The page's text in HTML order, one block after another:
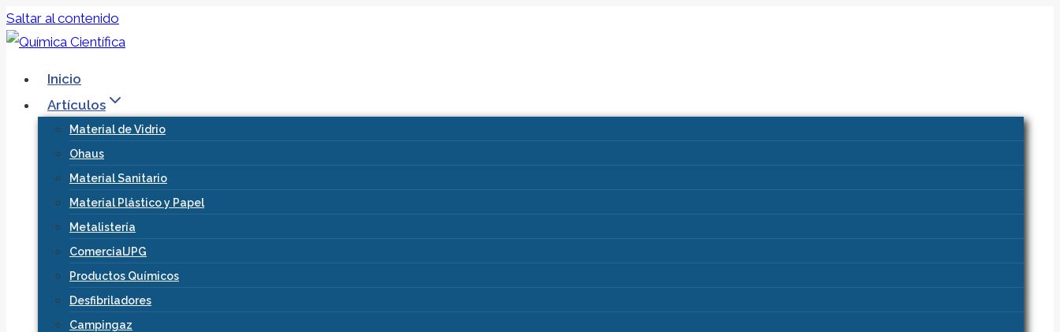
Saltar al contenido
Inicio
Artículos
Material de Vidrio
Ohaus
Material Sanitario
Material Plástico y Papel
Metalistería
ComercialJPG
Productos Químicos
Desfibriladores
Campingaz